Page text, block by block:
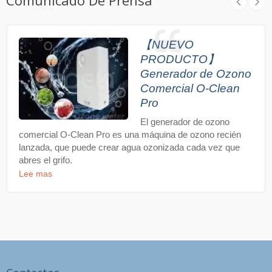
【NUEVO
PRODUCTO】
Generador de Ozono
Comercial O-Clean
Pro
El generador de ozono
comercial O-Clean Pro es una máquina de ozono recién
lanzada, que puede crear agua ozonizada cada vez que
abres el grifo.
Lee mas